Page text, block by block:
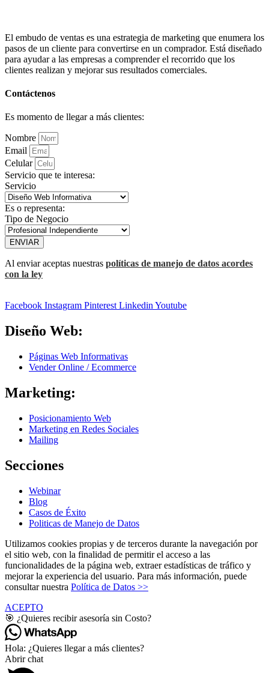
El embudo de ventas es una estrategia de marketing que enumera los
pasos de un cliente para convertirse en un comprador. Está diseñado
para ayudar a las empresas a comprender el recorrido que los
clientes realizan y mejorar sus resultados comerciales.​
Contáctenos
Es momento de llegar a más clientes:
Nombre
Email
Celular
Servicio que te interesa:
Servicio
Es o representa:
Tipo de Negocio
ENVIAR
Al enviar aceptas nuestras políticas de manejo de datos acordes
con la ley
Facebook Instagram Pinterest Linkedin Youtube
Diseño Web:
Páginas Web Informativas
Vender Online / Ecommerce
Marketing:
Posicionamiento Web
Marketing en Redes Sociales
Mailing
Secciones
Webinar
Blog
Casos de Éxito
Politicas de Manejo de Datos
Utilizamos cookies propias y de terceros durante la navegación por
el sitio web, con la finalidad de permitir el acceso a las
funcionalidades de la página web, extraer estadísticas de tráfico y
mejorar la experiencia del usuario. Para más información, puede
consultar nuestra Política de Datos >>
ACEPTO
🎯 ¿Quieres recibir asesoría sin Costo?
Hola: ¿Quieres llegar a más clientes?
Abrir chat